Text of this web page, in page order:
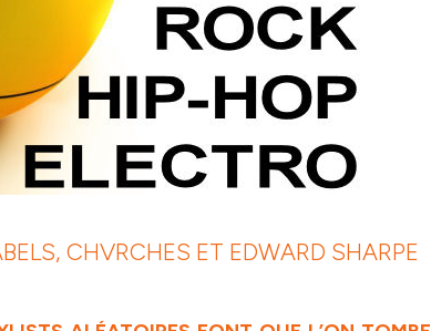
CHVRCHES ET EDWARD SHARPE